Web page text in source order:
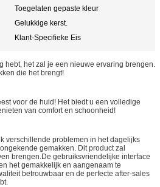
Toegelaten gepaste kleur
Gelukkige kerst.
Klant-Specifieke Eis
hebt, het zal je een nieuwe ervaring brengen.
die het brengt!
voor de huid! Het biedt u een volledige
van comfort en schoonheid!
verschillende problemen in het dagelijks
gemakken. Dit product zal
brengen.De gebruiksvriendelijke interface
het gemakkelijk en aangenaam te
betrouwbaar en de perfecte after-sales